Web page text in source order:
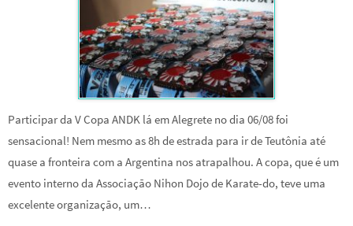
Participar da V Copa ANDK lá em Alegrete no dia 06/08 foi
sensacional! Nem mesmo as 8h de estrada para ir de Teutônia até
quase a fronteira com a Argentina nos atrapalhou. A copa, que é um
evento interno da Associação Nihon Dojo de Karate-do, teve uma
excelente organização, um…